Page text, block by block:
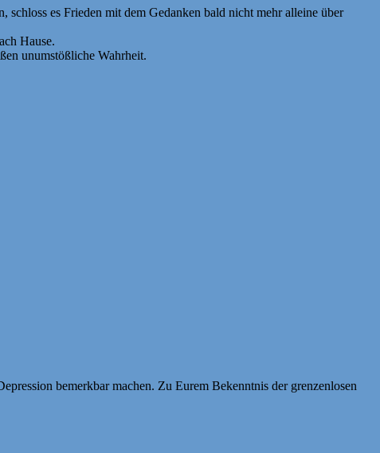
es Frieden mit dem Gedanken bald nicht mehr alleine über
Hause.
unumstößliche Wahrheit.
bemerkbar machen. Zu Eurem Bekenntnis der grenzenlosen